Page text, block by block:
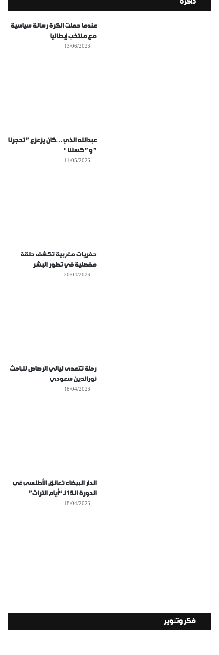
ذاكرة
عندما حملت الكرة رسالة سياسية
مع منتخب إيطاليا
13/06/2026
عبدالله الذي…كان يزعزع ” تحجرنا
” و ” كسلنا “
11/05/2026
حفريات مغربية تكشف حلقة
مفصلية في تطور البشر
30/04/2026
رحلة تتعدى ليالي الرصاص للباحث
نورالدين سعودي
18/04/2026
الدار البيضاء تعانق الأطلسي في
الدورة الـ15 لـ “أيام التراث”
18/04/2026
فكر وتنوير